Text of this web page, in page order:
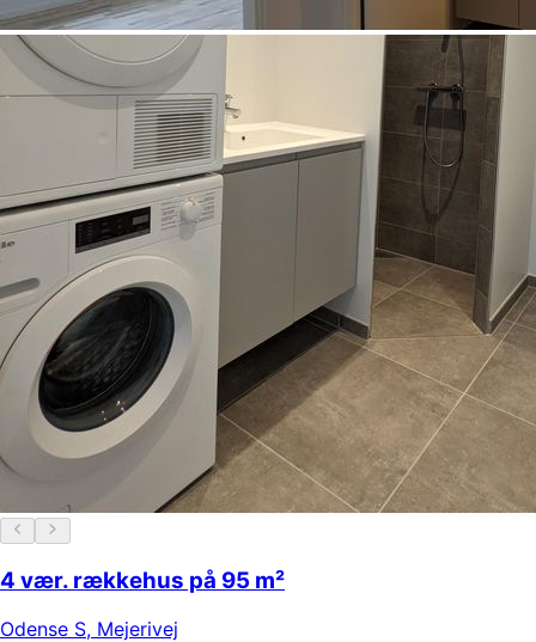
4 vær. rækkehus på 95 m²
Odense S, Mejerivej